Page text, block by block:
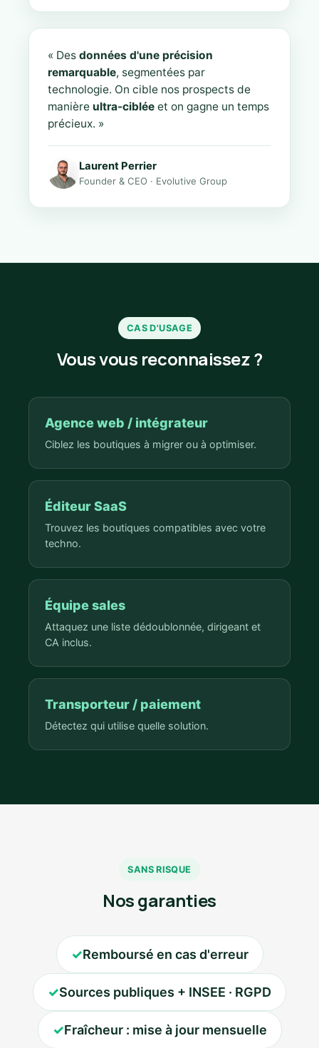
« Des données d'une précision
remarquable, segmentées par
technologie. On cible nos prospects de
manière ultra-ciblée et on gagne un temps
précieux. »
Laurent Perrier
Founder & CEO · Evolutive Group
CAS D'USAGE
Vous vous reconnaissez ?
Agence web / intégrateur
Ciblez les boutiques à migrer ou à optimiser.
Éditeur SaaS
Trouvez les boutiques compatibles avec votre
techno.
Équipe sales
Attaquez une liste dédoublonnée, dirigeant et
CA inclus.
Transporteur / paiement
Détectez qui utilise quelle solution.
SANS RISQUE
Nos garanties
✓Remboursé en cas d'erreur
✓Sources publiques + INSEE · RGPD
✓Fraîcheur : mise à jour mensuelle